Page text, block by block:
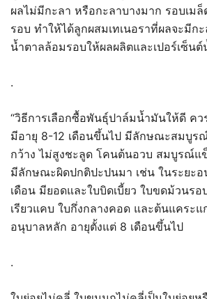
ผลไม่มีกะลา หรือกะลาบางมาก รอบเมล็
รอบ ทำให้ได้ลูกผสมเทเนอราที่ผลจะมีก
น้ำตาลล้อมรอบให้ผลผลิตและเปอร์เซ็น
.
“วิธีการเลือกซื้อพันธุ์ปาล์มน้ำมันให้ดี คว
มีอายุ 8-12 เดือนขึ้นไป มีลักษณะสมบูร
กว้าง ไม่สูงชะลูด โคนต้นอวบ สมบูรณ์แ
มีลักษณะผิดปกติปะปนมา เช่น ในระยะ
เดือน มียอดและใบบิดเบี้ยว ใบขดม้วนรอ
เรียวแคบ ใบกึ่งกลางคอด และต้นแคระแ
อนุบาลหลัก อายุตั้งแต่ 8 เดือนขึ้นไป
.